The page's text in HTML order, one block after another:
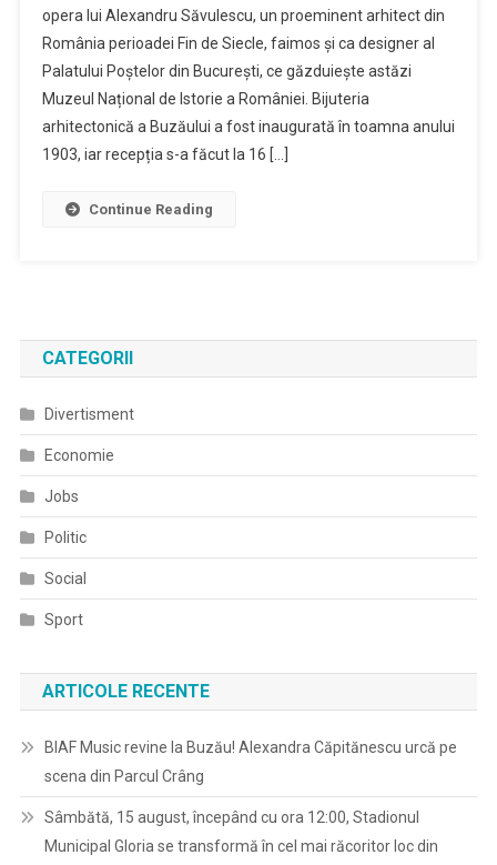
opera lui Alexandru Săvulescu, un proeminent arhitect din
România perioadei Fin de Siecle, faimos și ca designer al
Palatului Poștelor din București, ce găzduiește astăzi
Muzeul Național de Istorie a României. Bijuteria
arhitectonică a Buzăului a fost inaugurată în toamna anului
1903, iar recepția s-a făcut la 16 […]
Continue Reading
CATEGORII
Divertisment
Economie
Jobs
Politic
Social
Sport
ARTICOLE RECENTE
BIAF Music revine la Buzău! Alexandra Căpitănescu urcă pe
scena din Parcul Crâng
Sâmbătă, 15 august, începând cu ora 12:00, Stadionul
Municipal Gloria se transformă în cel mai răcoritor loc din